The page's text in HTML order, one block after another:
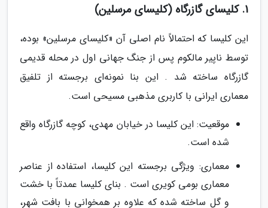
1. کلیسای گازرگاه (کلیسای مرسلین)
این کلیسا که احتمالاً نام اصلی آن «کلیسای مرسلین» بوده،
توسط ناپیر مالکوم پس از جنگ جهانی اول در محله قدیمی
گازرگاه ساخته شد . این بنا نمونه‌ای برجسته از تلفیق
معماری ایرانی با کاربری مذهبی مسیحی است.
موقعیت: این کلیسا در خیابان مهدی، کوچه گازرگاه واقع
شده است.
معماری: ویژگی برجسته این کلیسا، استفاده از عناصر
معماری بومی کویری است . بنای کلیسا عمدتاً با خشت
و گل ساخته شده که علاوه بر همخوانی با بافت شهر،